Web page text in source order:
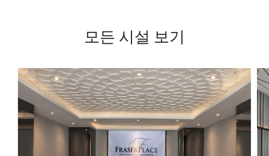
모든 시설 보기